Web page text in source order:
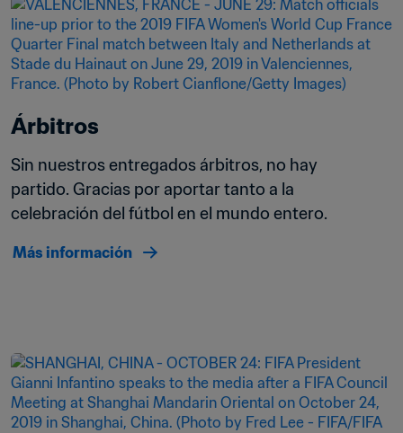
Árbitros
Sin nuestros entregados árbitros, no hay
partido. Gracias por aportar tanto a la
celebración del fútbol en el mundo entero.
Más información